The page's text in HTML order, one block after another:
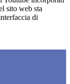
sito web sta
di